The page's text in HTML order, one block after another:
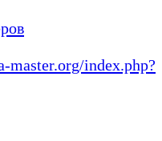
index.php?